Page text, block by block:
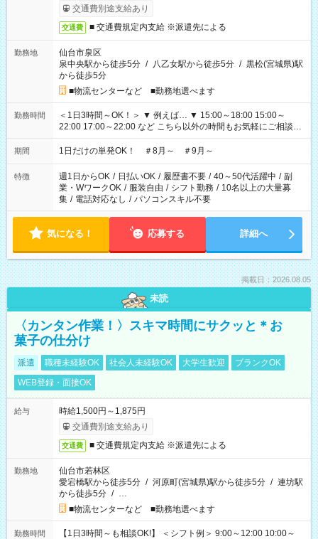
交通費別途支給あり
交通費 ■ 交通費規定内支給 ※派遣先による
勤務地
仙台市泉区
泉中央駅から徒歩5分 / 八乙女駅から徒歩5分 / 黒松(宮城県)駅
から徒歩5分
■物流センターなど ■勤務地選べます
勤務時間
＜1日3時間～OK！＞ ▼ 例えば… ▼ 15:00～18:00 15:00～
22:00 17:00～22:00 など こちら以外の時間もお気軽にご相談く
ださい！
期間 1日だけの単発OK！ ＃8月～ ＃9月～
特徴 週1日からOK / 日払いOK / 履歴書不要 / 40～50代活躍中 / 副
業・WワークOK / 服装自由 / シフト勤務 / 10名以上の大量募
集 / 電話対応なし / パソコンスキル不要
気になる！ 応募する 詳細へ
掲載日：2026.08.05
未読
〈カンタン作業！〉スキマ時間にサクッと＊お
菓子の仕分け
派遣 職種未経験OK 社会人未経験OK 大学生歓迎
ブランクOK
WEB登録・面接OK
給与
時給1,500円～1,875円
交通費別途支給あり
交通費 ■ 交通費規定内支給 ※派遣先による
勤務地
仙台市若林区
愛宕橋駅から徒歩5分 / 河原町(宮城県)駅から徒歩5分 / 連坊駅
から徒歩5分 / …
■物流センターなど ■勤務地選べます
勤務時間
【1日3時間～も相談OK!】 ＜シフト例＞ 9:00～12:00 10:00～